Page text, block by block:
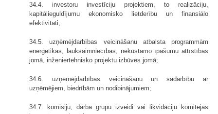
34.4. investoru investīciju projektiem, to realizāciju,
kapitālieguldījumu ekonomisko lietderību un finansiālo
efektivitāti;
34.5. uzņēmējdarbības veicināšanu atbalsta programmām
enerģētikas, lauksaimniecības, nekustamo īpašumu attīstības
jomā, inženiertehnisko projektu izbūves jomā;
34.6. uzņēmējdarbības veicināšanu un sadarbību ar
uzņēmējiem, biedrībām un nodibinājumiem;
34.7. komisiju, darba grupu izveidi vai likvidāciju komitejas